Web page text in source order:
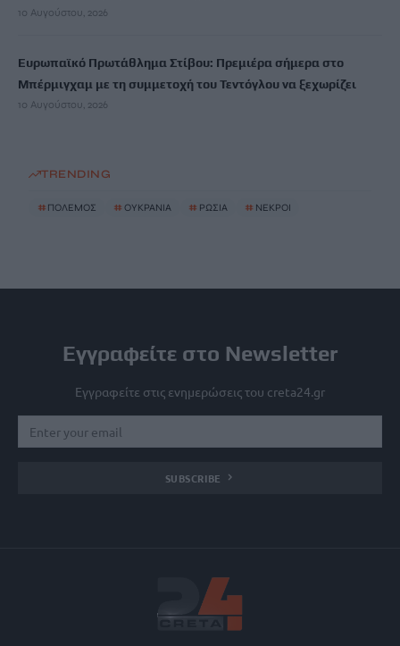
10 Αυγούστου, 2026
Ευρωπαϊκό Πρωτάθλημα Στίβου: Πρεμιέρα σήμερα στο
Μπέρμιγχαμ με τη συμμετοχή του Τεντόγλου να ξεχωρίζει
10 Αυγούστου, 2026
TRENDING
# ΠΟΛΕΜΟΣ # ΟΥΚΡΑΝΙΑ # ΡΩΣΙΑ # ΝΕΚΡΟΙ
Εγγραφείτε στο Newsletter
Εγγραφείτε στις ενημερώσεις του creta24.gr
SUBSCRIBE